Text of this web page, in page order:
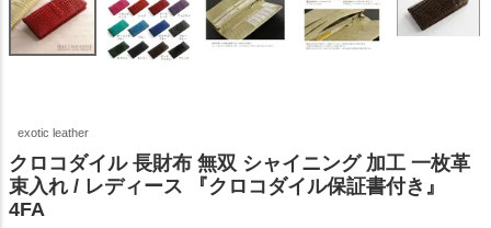
exotic leather
クロコダイル 長財布 無双 シャイニング 加工 一枚革
束入れ / レディース 『クロコダイル保証書付き』
4FA